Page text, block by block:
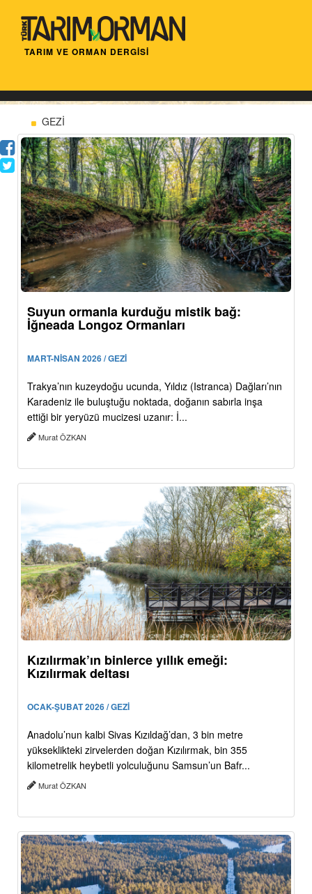
TARIM VE ORMAN DERGİSİ
GEZİ
Suyun ormanla kurduğu mistik bağ:
İğneada Longoz Ormanları
MART-NİSAN 2026 / GEZİ
Trakya’nın kuzeydoğu ucunda, Yıldız (Istranca) Dağları’nın
Karadeniz ile buluştuğu noktada, doğanın sabırla inşa
ettiği bir yeryüzü mucizesi uzanır: İ...
Murat ÖZKAN
Kızılırmak’ın binlerce yıllık emeği:
Kızılırmak deltası
OCAK-ŞUBAT 2026 / GEZİ
Anadolu’nun kalbi Sivas Kızıldağ’dan, 3 bin metre
yükseklikteki zirvelerden doğan Kızılırmak, bin 355
kilometrelik heybetli yolculuğunu Samsun’un Bafr...
Murat ÖZKAN